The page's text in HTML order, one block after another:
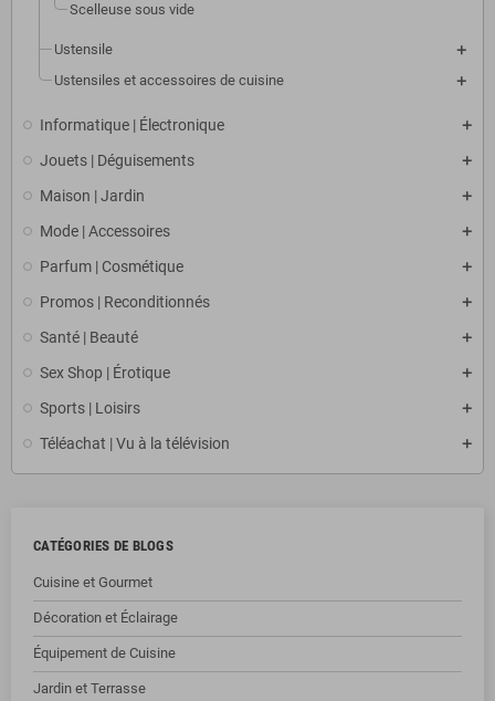
Scelleuse sous vide
Ustensile
Ustensiles et accessoires de cuisine
Informatique | Électronique
Jouets | Déguisements
Maison | Jardin
Mode | Accessoires
Parfum | Cosmétique
Promos | Reconditionnés
Santé | Beauté
Sex Shop | Érotique
Sports | Loisirs
Téléachat | Vu à la télévision
CATÉGORIES DE BLOGS
Cuisine et Gourmet
Décoration et Éclairage
Équipement de Cuisine
Jardin et Terrasse